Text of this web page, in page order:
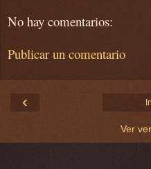
No hay comentarios:
Publicar un comentario
‹
Ver